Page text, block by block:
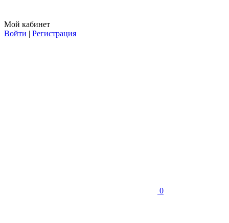
Мой кабинет
Войти | Регистрация
0